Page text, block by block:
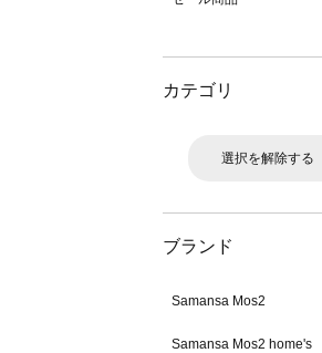
カテゴリ
選択を解除する
ブランド
Samansa Mos2
Samansa Mos2 home's